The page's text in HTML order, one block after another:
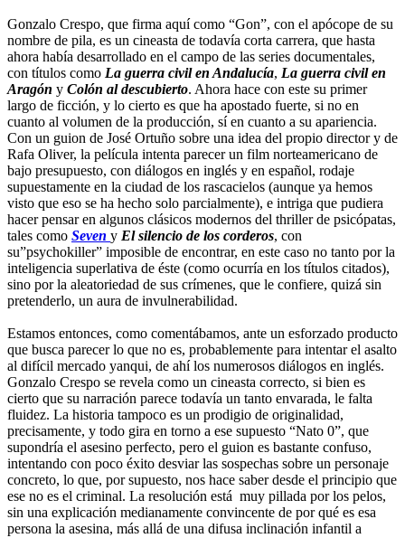
Gonzalo Crespo, que firma aquí como “Gon”, con el apócope de su
nombre de pila, es un cineasta de todavía corta carrera, que hasta
ahora había desarrollado en el campo de las series documentales,
con títulos como La guerra civil en Andalucía, La guerra civil en
Aragón y Colón al descubierto. Ahora hace con este su primer
largo de ficción, y lo cierto es que ha apostado fuerte, si no en
cuanto al volumen de la producción, sí en cuanto a su apariencia.
Con un guion de José Ortuño sobre una idea del propio director y de
Rafa Oliver, la película intenta parecer un film norteamericano de
bajo presupuesto, con diálogos en inglés y en español, rodaje
supuestamente en la ciudad de los rascacielos (aunque ya hemos
visto que eso se ha hecho solo parcialmente), e intriga que pudiera
hacer pensar en algunos clásicos modernos del thriller de psicópatas,
tales como Seven y El silencio de los corderos, con
su”psychokiller” imposible de encontrar, en este caso no tanto por la
inteligencia superlativa de éste (como ocurría en los títulos citados),
sino por la aleatoriedad de sus crímenes, que le confiere, quizá sin
pretenderlo, un aura de invulnerabilidad.
Estamos entonces, como comentábamos, ante un esforzado producto
que busca parecer lo que no es, probablemente para intentar el asalto
al difícil mercado yanqui, de ahí los numerosos diálogos en inglés.
Gonzalo Crespo se revela como un cineasta correcto, si bien es
cierto que su narración parece todavía un tanto envarada, le falta
fluidez. La historia tampoco es un prodigio de originalidad,
precisamente, y todo gira en torno a ese supuesto “Nato 0”, que
supondría el asesino perfecto, pero el guion es bastante confuso,
intentando con poco éxito desviar las sospechas sobre un personaje
concreto, lo que, por supuesto, nos hace saber desde el principio que
ese no es el criminal. La resolución está muy pillada por los pelos,
sin una explicación medianamente convincente de por qué es esa
persona la asesina, más allá de una difusa inclinación infantil a